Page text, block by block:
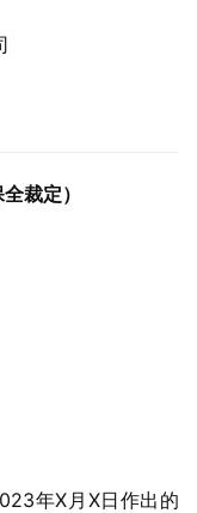
裁定）
年X月X日作出的